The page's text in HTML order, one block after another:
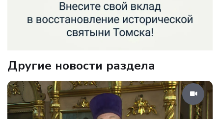
Другие новости раздела